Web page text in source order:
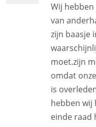
Wij
van
zijn baasje
moet.zijn
omdat
is
hebben wij
einde raad